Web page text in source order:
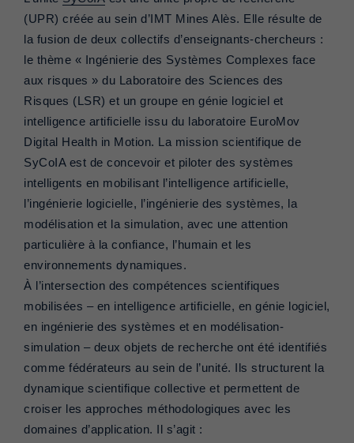
(UPR) créée au sein d’IMT Mines Alès. Elle résulte de
la fusion de deux collectifs d’enseignants-chercheurs :
le thème « Ingénierie des Systèmes Complexes face
aux risques » du Laboratoire des Sciences des
Risques (LSR) et un groupe en génie logiciel et
intelligence artificielle issu du laboratoire EuroMov
Digital Health in Motion. La mission scientifique de
SyCoIA est de concevoir et piloter des systèmes
intelligents en mobilisant l’intelligence artificielle,
l’ingénierie logicielle, l’ingénierie des systèmes, la
modélisation et la simulation, avec une attention
particulière à la confiance, l’humain et les
environnements dynamiques.
À l’intersection des compétences scientifiques
mobilisées – en intelligence artificielle, en génie logiciel,
en ingénierie des systèmes et en modélisation-
simulation – deux objets de recherche ont été identifiés
comme fédérateurs au sein de l’unité. Ils structurent la
dynamique scientifique collective et permettent de
croiser les approches méthodologiques avec les
domaines d’application. Il s’agit :